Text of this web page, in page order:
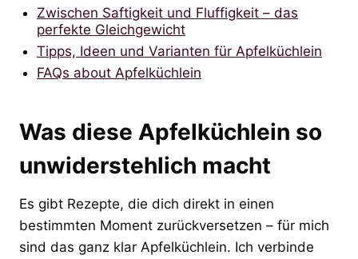
Zwischen Saftigkeit und Fluffigkeit – das
perfekte Gleichgewicht
Tipps, Ideen und Varianten für Apfelküchlein
FAQs about Apfelküchlein
Was diese Apfelküchlein so
unwiderstehlich macht
Es gibt Rezepte, die dich direkt in einen
bestimmten Moment zurückversetzen – für mich
sind das ganz klar Apfelküchlein. Ich verbinde